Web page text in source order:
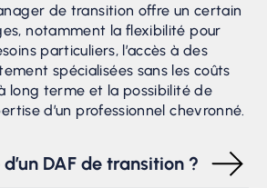
de transition offre un certain
notamment la flexibilité pour
particuliers, l’accès à des
spécialisées sans les coûts
long terme et la possibilité de
d’un professionnel chevronné.
DAF de transition ?